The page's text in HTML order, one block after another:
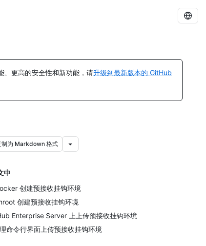
、更高的安全性和新功能，请升级到最新版本的 GitHub
制为 Markdown 格式
中
创建预接收挂钩环境
创建预接收挂钩环境
Enterprise Server 上上传预接收挂钩环境
命令行界面上传预接收挂钩环境